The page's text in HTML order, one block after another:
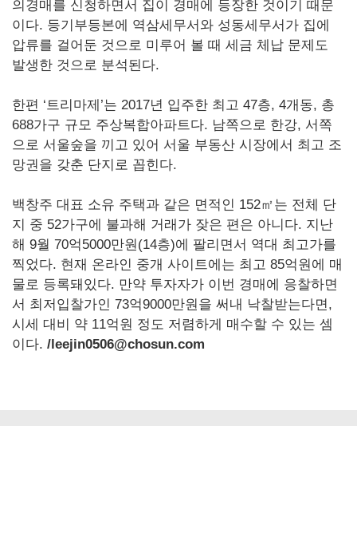
의경매를 신청하면서 집이 경매에 등장한 것이기 때문
이다. 등기부등본에 역삼세무서와 성동세무서가 집에
압류를 걸어둔 것으로 미루어 볼 때 세금 체납 문제도
발생한 것으로 분석된다.
한편 ‘트리마제’는 2017년 입주한 최고 47층, 4개동, 총
688가구 규모 주상복합아파트다. 남쪽으로 한강, 서쪽
으로 서울숲을 끼고 있어 서울 부동산 시장에서 최고 조
망권을 갖춘 단지로 꼽힌다.
백창주 대표 소유 주택과 같은 면적인 152㎡는 전체 단
지 중 52가구에 불과해 거래가 잦은 편은 아니다. 지난
해 9월 70억5000만원(14층)에 팔리면서 역대 최고가를
찍었다. 현재 온라인 중개 사이트에는 최고 85억원에 매
물로 등록돼있다. 만약 투자자가 이번 경매에 응찰하면
서 최저입찰가인 73억9000만원을 써내 낙찰받는다면,
시세 대비 약 11억원 정도 저렴하게 매수할 수 있는 셈
이다. /leejin0506@chosun.com